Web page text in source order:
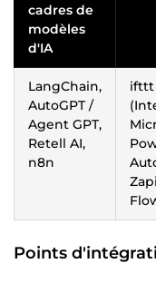
cadres de
modèles
d'IA
LangChain,
AutoGPT /
Agent GPT,
Retell AI,
n8n
ifttt
Points